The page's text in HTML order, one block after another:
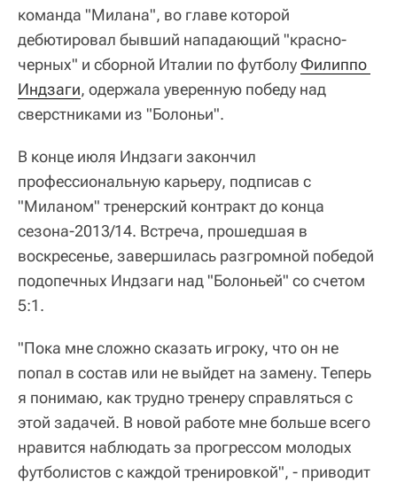
команда "Милана", во главе которой
дебютировал бывший нападающий "красно-
черных" и сборной Италии по футболу Филиппо
Индзаги, одержала уверенную победу над
сверстниками из "Болоньи".
В конце июля Индзаги закончил
профессиональную карьеру, подписав с
"Миланом" тренерский контракт до конца
сезона-2013/14. Встреча, прошедшая в
воскресенье, завершилась разгромной победой
подопечных Индзаги над "Болоньей" со счетом
5:1.
"Пока мне сложно сказать игроку, что он не
попал в состав или не выйдет на замену. Теперь
я понимаю, как трудно тренеру справляться с
этой задачей. В новой работе мне больше всего
нравится наблюдать за прогрессом молодых
футболистов с каждой тренировкой", - приводит